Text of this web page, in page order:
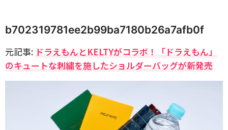
b702319781ee2b99ba7180b26a7afb0f
元記事: ドラえもんとKELTYがコラボ！「ドラえもん」
のキュートな刺繍を施したショルダーバッグが新発売